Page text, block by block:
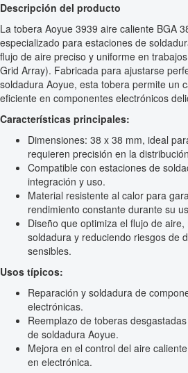
Descripción del producto
La tobera Aoyue 3939 aire caliente BGA
especializado para estaciones de
flujo de aire preciso y uniforme en
Grid Array). Fabricada para ajustarse
soldadura Aoyue, esta tobera permite un
eficiente en componentes electrónicos
Características principales:
Dimensiones: 38 x 38 mm, ideal
requieren precisión en la
Compatible con estaciones de
integración y uso.
Material resistente al calor para
rendimiento constante durante su
Diseño que optimiza el flujo de
soldadura y reduciendo riesgos de
sensibles.
Usos típicos:
Reparación y soldadura de
electrónicas.
Reemplazo de toberas
de soldadura Aoyue.
Mejora en el control del aire
en electrónica.